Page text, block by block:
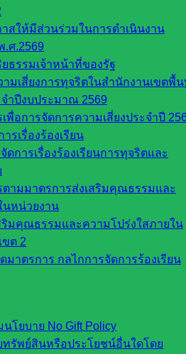
าสให้มีส่วนร่วมในการดำเนินงาน
ศ.2569
ธรรมเจ้าหน้าที่ของรัฐ
ามเสี่ยงการทุจริตในสำนักงานเขตพื้
ำปีงบประมาณ 2569
พื่อการจัดการความเสี่ยงประจำปี
รเรื่องร้องเรียน
การเรื่องร้องเรียนการทุจริตและ
ตามมาตรการส่งเสริมคุณธรรมและ
นหน่วยงาน
ริมคุณธรรมและความโปร่งใสภายใน
ขต 2
มาตรการ กลไกการจัดการร้องเรียน
โยบาย No Gift Policy
ทรัพย์สินหรือประโยชน์อื่นใดโดย